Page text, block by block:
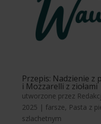
Przepis: Nadzienie z
i Mozzarelli z ziołami
utworzone przez
2025 | farsze, Pasta z
szlachetnym